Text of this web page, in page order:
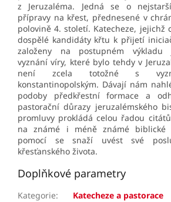
z Jeruzaléma. Jedná se o
přípravy na křest, přednesené v
polovině 4. století. Katecheze,
dospělé kandidáty křtu k přijetí
založeny na postupném výkladu
vyznání víry, které bylo tehdy v
není zcela totožné s
konstantinopolským. Dávají nám
podoby předkřestní formace a
pastorační důrazy jeruzalémského
promluvy prokládá celou řadou
na známé i méně známé biblické
pomocí se snaží uvést své
křesťanského života.
Doplňkové parametry
Kategorie:
Katecheze a pastorace